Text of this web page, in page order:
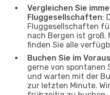
Vergleichen Sie
Fluggesellschaften:
Fluggesellschaften
nach Bergen ist groß.
finden Sie alle
Buchen Sie im Voraus
gerne von spontanen
und warten mit der
zur letzten Minute.